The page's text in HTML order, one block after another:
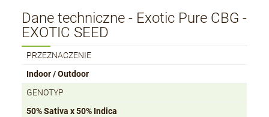
Dane techniczne - Exotic Pure CBG -
EXOTIC SEED
PRZEZNACZENIE
Indoor / Outdoor
GENOTYP
50% Sativa x 50% Indica